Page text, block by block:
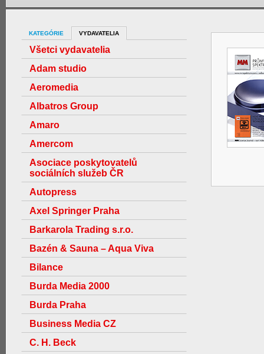
KATEGÓRIE VYDAVATELIA
Všetci vydavatelia
Adam studio
Aeromedia
Albatros Group
Amaro
Amercom
Asociace poskytovatelů
sociálních služeb ČR
Autopress
Axel Springer Praha
Barkarola Trading s.r.o.
Bazén & Sauna – Aqua Viva
Bilance
Burda Media 2000
Burda Praha
Business Media CZ
C. H. Beck